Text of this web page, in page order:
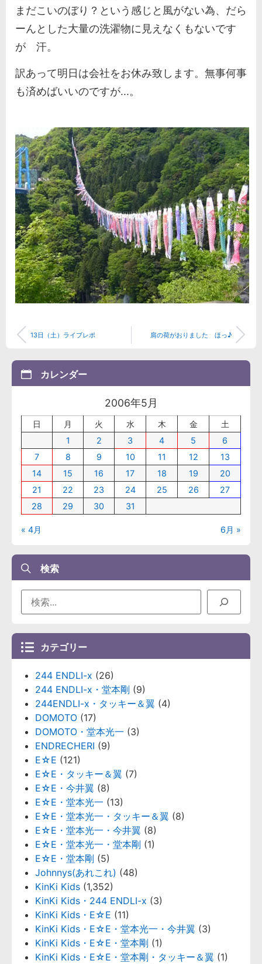
まだこいのぼり？という感じと風がない為、だら
ーんとした大量の洗濯物に見えなくもないです
が 汗。
訳あって明日は会社をお休み致します。無事何事
も済めばいいのですが...。
13日（土）ライブレポ 肩の荷がおりました ほっ♪
カレンダー
2006年5月
日 月 火 水 木 金
土
1
2 3 4 5
6
7
8 9 10 11 12
13
14
15 16 17 18 19
20
21
22 23 24 25 26
27
28
29 30 31
« 4月 6月 »
検索
カテゴリー
244 ENDLI-x (26)
244 ENDLI-x・堂本剛 (9)
244ENDLI-x・タッキー＆翼 (4)
DOMOTO (17)
DOMOTO・堂本光一 (3)
ENDRECHERI (9)
E☆E (121)
E☆E・タッキー＆翼 (7)
E☆E・今井翼 (8)
E☆E・堂本光一 (13)
E☆E・堂本光一・タッキー＆翼 (8)
E☆E・堂本光一・今井翼 (8)
E☆E・堂本光一・堂本剛 (1)
E☆E・堂本剛 (5)
Johnnys(あれこれ) (48)
KinKi Kids (1,352)
KinKi Kids・244 ENDLI-x (3)
KinKi Kids・E☆E (11)
KinKi Kids・E☆E・堂本光一・今井翼 (3)
KinKi Kids・E☆E・堂本剛 (1)
KinKi Kids・E☆E・堂本剛・タッキー＆翼 (1)